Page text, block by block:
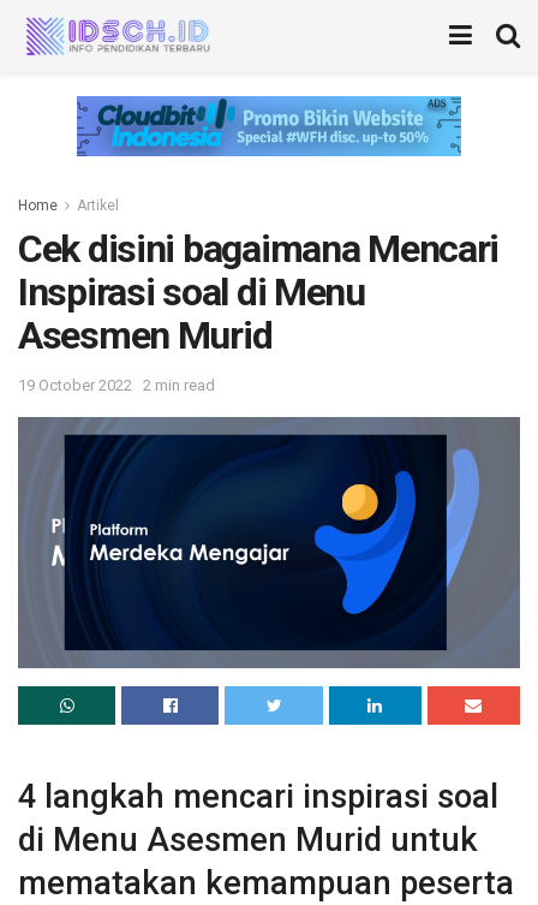
Home Artikel
Cek disini bagaimana Mencari
Inspirasi soal di Menu
Asesmen Murid
19 October 2022 2 min read
4 langkah mencari inspirasi soal
di Menu Asesmen Murid untuk
mematakan kemampuan peserta